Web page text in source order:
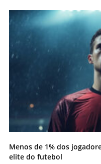
Menos de 1% dos
elite do futebol